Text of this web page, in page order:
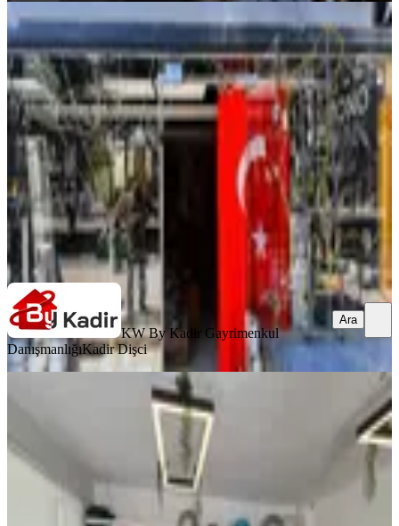
Tekelioğlu Cd. Tabela Değeri Yüksek
Devren Kiralık Mağaza
Muratpaşa, Fener Mahallesi
1 Oda·28 m²·Düz Giriş (Zemin)· 24.04.2026
1.200.000 ₺ 1.250.000 ₺
KW By Kadir Gayrimenkul Danışmanlığı Kadir Dişci
KW By Kadir Gayrimenkul
DanışmanlığıKadir Dişci
Ara
Devren Kiralık Anahtar Teslim Pilates
Stüdyosu
Muratpaşa, Yeşilbahçe Mahallesi
141 m²· 09.07.2026
1.300.000 ₺1.500.000 ₺